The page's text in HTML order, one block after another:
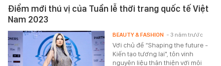
Điểm mới thú vị của Tuần lễ thời trang quốc tế Việt
Nam 2023
Với chủ đề “Shaping the future -
Kiến tạo tương lai", tôn vinh
nguyên liệu thân thiện với môi
BEAUTY & FASHION - 3 năm trước